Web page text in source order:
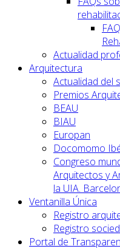
Actualidad
Arquitectura
Actualidad del
Premios
BEAU
BIAU
Europan
Docomomo
Congreso
Arquitectos y
la UIA.
Ventanilla Única
Registro
Registro
Portal de